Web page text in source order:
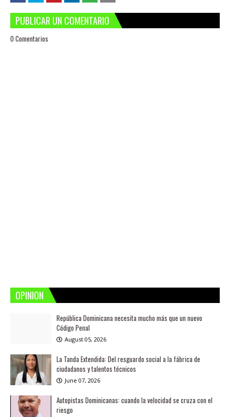
PUBLICAR UN COMENTARIO
0 Comentarios
OPINION
República Dominicana necesita mucho más que un nuevo
Código Penal
August 05, 2026
La Tanda Extendida: Del resguardo social a la fábrica de
ciudadanos y talentos técnicos
June 07, 2026
Autopistas Dominicanas: cuando la velocidad se cruza con el
riesgo